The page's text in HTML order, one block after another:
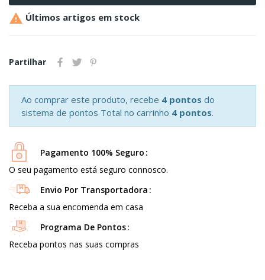
 Últimos artigos em stock
Partilhar
Ao comprar este produto, recebe 4 pontos do
sistema de pontos Total no carrinho 4 pontos.
Pagamento 100% Seguro
O seu pagamento está seguro connosco.
Envio Por Transportadora
Receba a sua encomenda em casa
Programa De Pontos
Receba pontos nas suas compras